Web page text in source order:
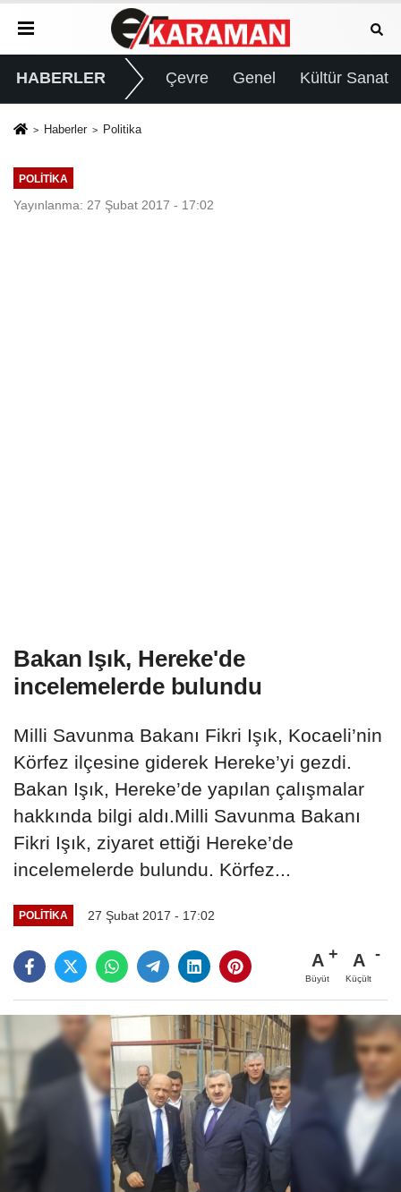
HABERLER Çevre Genel Kültür Sanat
Haberler Politika
POLITIKA
Yayınlanma: 27 Şubat 2017 - 17:02
Bakan Işık, Hereke'de
incelemelerde bulundu
Milli Savunma Bakanı Fikri Işık, Kocaeli’nin
Körfez ilçesine giderek Hereke’yi gezdi.
Bakan Işık, Hereke’de yapılan çalışmalar
hakkında bilgi aldı.Milli Savunma Bakanı
Fikri Işık, ziyaret ettiği Hereke’de
incelemelerde bulundu. Körfez...
POLITIKA 27 Şubat 2017 - 17:02
A
Büyüt
A
Küçült